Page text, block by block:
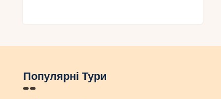
Популярні Тури